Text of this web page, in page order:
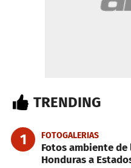
TRENDING
1 FOTOGALERIAS
Fotos ambiente
Honduras a